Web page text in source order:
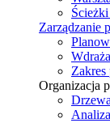
Zarządzanie
Zakres
Organizacja